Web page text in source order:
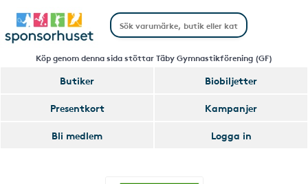
Köp genom denna sida stöttar Täby Gymnastikförening (GF)
Butiker
Biobiljetter
Presentkort
Kampanjer
Bli medlem
Logga in